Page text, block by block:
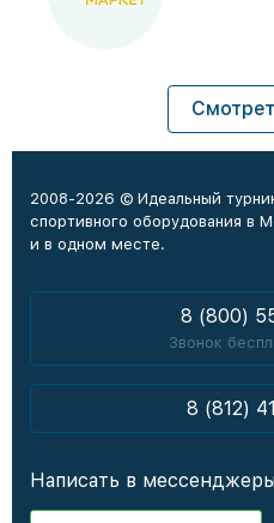
2008-2026 © Идеальный
спортивного оборудования в
и в одном месте.
8 (800)
Звонок
8 (812)
Написать в